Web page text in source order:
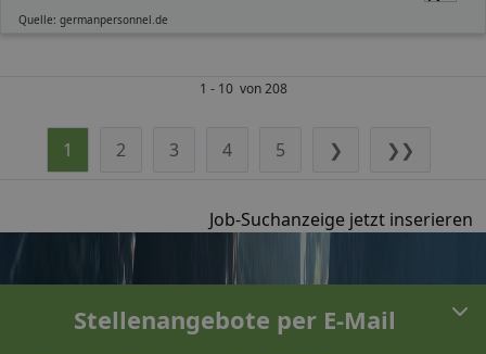
Quelle: germanpersonnel.de
1 - 10 von 208
1 2 3 4 5 ❯ ❯❯
Job-Suchanzeige jetzt inserieren
Stellenangebote per E-Mail